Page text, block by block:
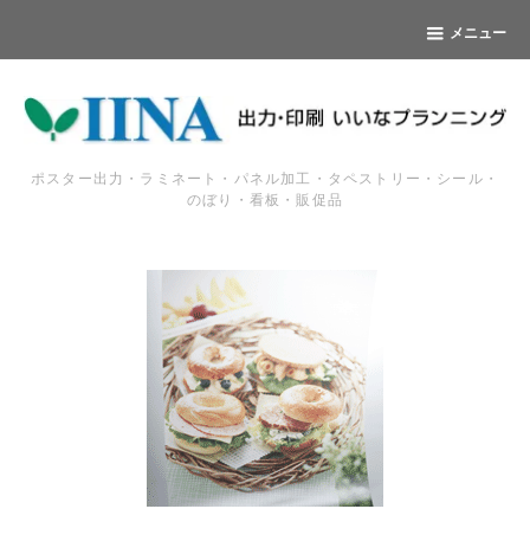
メニュー
ポスター出力・ラミネート・パネル加工・タペストリー・シール・
のぼり・看板・販促品